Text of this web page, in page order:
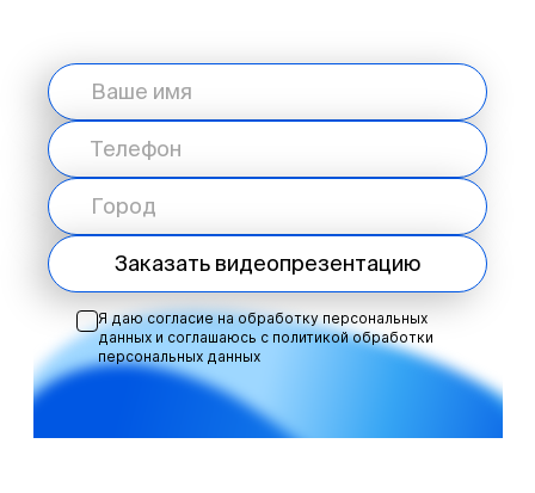
Заказать видеопрезентацию
Я даю согласие на обработку персональных
данных и соглашаюсь с политикой обработки
персональных данных